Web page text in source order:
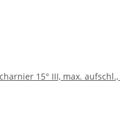
15° III, max.